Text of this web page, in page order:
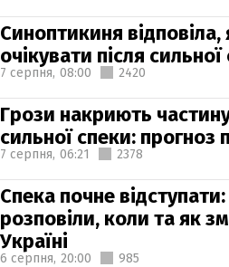
Синоптикиня відповіла,
очікувати після
7 серпня, 08:00 2420
Грози накриють
сильної спеки: прогноз
7 серпня, 06:21 2378
Спека почне
розповіли, коли та як
Україні
6 серпня, 20:00 985